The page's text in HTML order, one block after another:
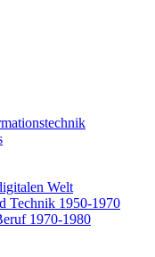
Welt
Technik 1950-1970
1970-1980